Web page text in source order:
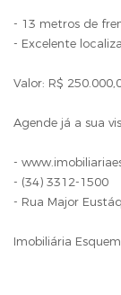
- 13 metros de
- Excelente
Valor: R$
Agende já a sua
-
- (34) 3312-1500
- Rua Major
Imobiliária